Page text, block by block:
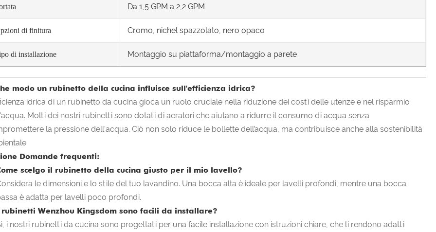
Da 1,5 GPM a 2,2 GPM
di finitura Cromo, nichel spazzolato, nero opaco
di installazione Montaggio su piattaforma/montaggio a parete
modo un rubinetto della cucina influisce sull'efficienza idrica?
idrica di un rubinetto da cucina gioca un ruolo cruciale nella riduzione dei costi delle utenze e nel risparmio
Molti dei nostri rubinetti sono dotati di aeratori che aiutano a ridurre il consumo di acqua senza
la pressione dell'acqua. Ciò non solo riduce le bollette dell’acqua, ma contribuisce anche alla sostenibilità
Domande frequenti:
scelgo il rubinetto della cucina giusto per il mio lavello?
le dimensioni e lo stile del tuo lavandino. Una bocca alta è ideale per lavelli profondi, mentre una bocca
è adatta per lavelli poco profondi.
rubinetti Wenzhou Kingsdom sono facili da installare?
i nostri rubinetti da cucina sono progettati per una facile installazione con istruzioni chiare, che li rendono adatti